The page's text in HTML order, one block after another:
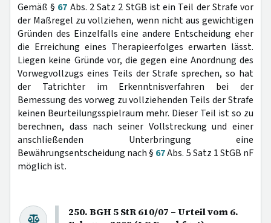
Gemäß § 67 Abs. 2 Satz 2 StGB ist ein Teil der Strafe vor
der Maßregel zu vollziehen, wenn nicht aus gewichtigen
Gründen des Einzelfalls eine andere Entscheidung eher
die Erreichung eines Therapieerfolges erwarten lässt.
Liegen keine Gründe vor, die gegen eine Anordnung des
Vorwegvollzugs eines Teils der Strafe sprechen, so hat
der Tatrichter im Erkenntnisverfahren bei der
Bemessung des vorweg zu vollziehenden Teils der Strafe
keinen Beurteilungsspielraum mehr. Dieser Teil ist so zu
berechnen, dass nach seiner Vollstreckung und einer
anschließenden Unterbringung eine
Bewährungsentscheidung nach § 67Abs. 5 Satz 1 StGB nF
möglich ist.
250. BGH 5 StR 610/07 – Urteil vom 6.